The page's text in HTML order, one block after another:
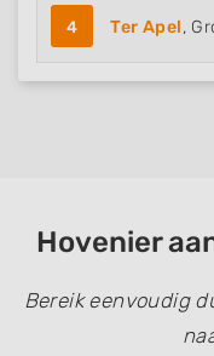
4 Ter Apel,
Hovenier
Bereik eenvoudig